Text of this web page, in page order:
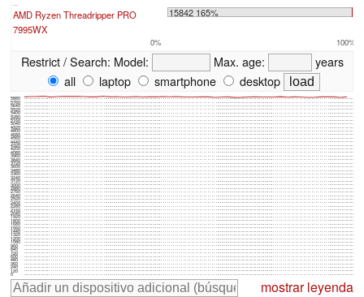
AMD Ryzen Threadripper PRO
7995WX
15842 165%
0% 100%
Restrict / Search: Model: Max. age:
years
all
laptop smartphone desktop
0
120
240
360
480
600
720
840
960
1080
1200
1320
1440
1560
1680
1800
1920
2040
2160
2280
2400
2520
2640
2760
2880
3000
3120
3240
3360
3480
3600
3720
3840
3960
4080
4200
4320
4440
4560
4680
4800
4920
5040
5160
5280
5400
5520
5640
5760
5880
mostrar leyenda